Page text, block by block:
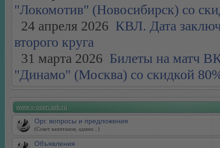
"Локомотив" (Новосибирск) со
24 апреля 2026 КВЛ. Дата
второго круга
31 марта 2026 Билеты на матч
"Динамо" (Москва) со скидкой
www.v-open.spb.ru
Орг. вопросы и предложения
(Совет капитанов, админ...)
Объявления